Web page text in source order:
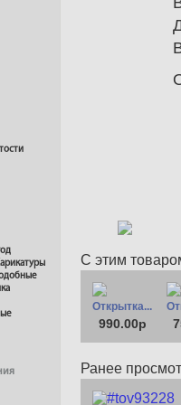
С этим
Открытка...
990.00р
Ранее